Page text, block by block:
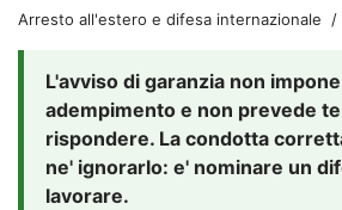
Arresto all'estero e difesa internazionale
L'avviso di garanzia non
adempimento e non prevede
rispondere. La condotta
ne' ignorarlo: e' nominare un
lavorare.